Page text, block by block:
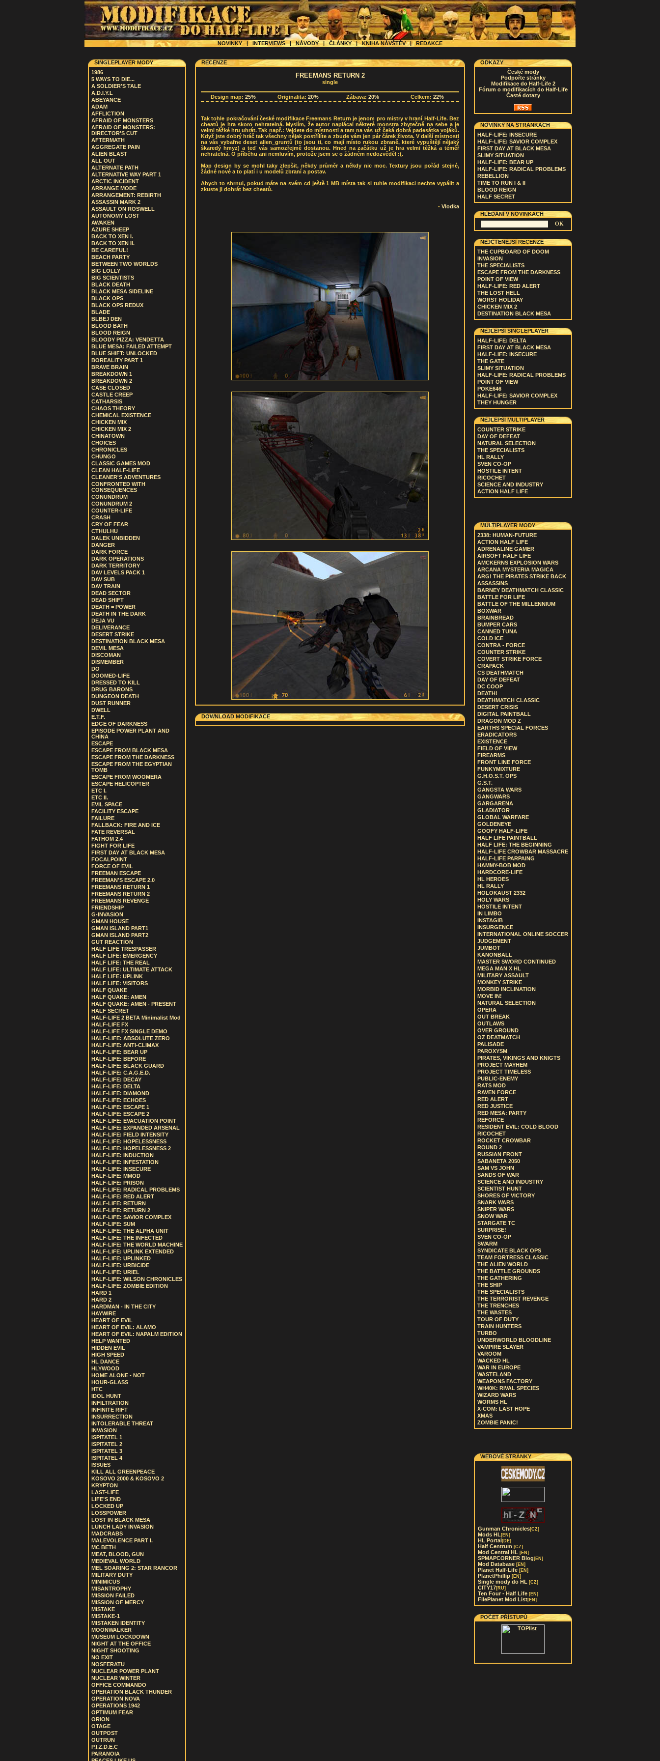
NOVINKY | INTERVIEWS|NÁVODY|ČLÁNKY|KNIHA NÁVŠTĚV|REDAKCE
SINGLEPLAYER MODY
1986
5 WAYS TO DIE...
A SOLDIER'S TALE
A.D.I.Y.L
ABEYANCE
ADAM
AFFLICTION
AFRAID OF MONSTERS
AFRAID OF MONSTERS:
DIRECTOR'S CUT
AFTERMATH
AGGREGATE PAIN
ALIEN BLAST
ALL OUT
ALTERNATE PATH
ALTERNATIVE WAY PART 1
ARCTIC INCIDENT
ARRANGE MODE
ARRANGEMENT: REBIRTH
ASSASSIN MARK 2
ASSAULT ON ROSWELL
AUTONOMY LOST
AWAKEN
AZURE SHEEP
BACK TO XEN I.
BACK TO XEN II.
BE CAREFUL!
BEACH PARTY
BETWEEN TWO WORLDS
BIG LOLLY
BIG SCIENTISTS
BLACK DEATH
BLACK MESA SIDELINE
BLACK OPS
BLACK OPS REDUX
BLADE
BLBEJ DEN
BLOOD BATH
BLOOD REIGN
BLOODY PIZZA: VENDETTA
BLUE MESA: FAILED ATTEMPT
BLUE SHIFT: UNLOCKED
BOREALITY PART 1
BRAVE BRAIN
BREAKDOWN 1
BREAKDOWN 2
CASE CLOSED
CASTLE CREEP
CATHARSIS
CHAOS THEORY
CHEMICAL EXISTENCE
CHICKEN MIX
CHICKEN MIX 2
CHINATOWN
CHOICES
CHRONICLES
CHUNGO
CLASSIC GAMES MOD
CLEAN HALF-LIFE
CLEANER'S ADVENTURES
CONFRONTED WITH
CONSEQUENCES
CONUNDRUM
CONUNDRUM 2
COUNTER-LIFE
CRASH
CRY OF FEAR
CTHULHU
DALEK UNBIDDEN
DANGER
DARK FORCE
DARK OPERATIONS
DARK TERRITORY
DAV LEVELS PACK 1
DAV SUB
DAV TRAIN
DEAD SECTOR
DEAD SHIFT
DEATH = POWER
DEATH IN THE DARK
DEJA VU
DELIVERANCE
DESERT STRIKE
DESTINATION BLACK MESA
DEVIL MESA
DISCOMAN
DISMEMBER
DO
DOOMED-LIFE
DRESSED TO KILL
DRUG BARONS
DUNGEON DEATH
DUST RUNNER
DWELL
E.T.F.
EDGE OF DARKNESS
EPISODE POWER PLANT AND
CHINA
ESCAPE
ESCAPE FROM BLACK MESA
ESCAPE FROM THE DARKNESS
ESCAPE FROM THE EGYPTIAN
TOMB
ESCAPE FROM WOOMERA
ESCAPE HELICOPTER
ETC I.
ETC II.
EVIL SPACE
FACILITY ESCAPE
FAILURE
FALLBACK: FIRE AND ICE
FATE REVERSAL
FATHOM 2.4
FIGHT FOR LIFE
FIRST DAY AT BLACK MESA
FOCALPOINT
FORCE OF EVIL
FREEMAN ESCAPE
FREEMAN'S ESCAPE 2.0
FREEMANS RETURN 1
FREEMANS RETURN 2
FREEMANS REVENGE
FRIENDSHIP
G-INVASION
GMAN HOUSE
GMAN ISLAND PART1
GMAN ISLAND PART2
GUT REACTION
HALF LIFE TRESPASSER
HALF LIFE: EMERGENCY
HALF LIFE: THE REAL
HALF LIFE: ULTIMATE ATTACK
HALF LIFE: UPLINK
HALF LIFE: VISITORS
HALF QUAKE
HALF QUAKE: AMEN
HALF QUAKE: AMEN - PRESENT
HALF SECRET
HALF-LIFE 2 BETA Minimalist Mod
HALF-LIFE FX
HALF-LIFE FX SINGLE DEMO
HALF-LIFE: ABSOLUTE ZERO
HALF-LIFE: ANTI-CLIMAX
HALF-LIFE: BEAR UP
HALF-LIFE: BEFORE
HALF-LIFE: BLACK GUARD
HALF-LIFE: C.A.G.E.D.
HALF-LIFE: DECAY
HALF-LIFE: DELTA
HALF-LIFE: DIAMOND
HALF-LIFE: ECHOES
HALF-LIFE: ESCAPE 1
HALF-LIFE: ESCAPE 2
HALF-LIFE: EVACUATION POINT
HALF-LIFE: EXPANDED ARSENAL
HALF-LIFE: FIELD INTENSITY
HALF-LIFE: HOPELESSNESS
HALF-LIFE: HOPELESSNESS 2
HALF-LIFE: INDUCTION
HALF-LIFE: INFESTATION
HALF-LIFE: INSECURE
HALF-LIFE: MMOD
HALF-LIFE: PRISON
HALF-LIFE: RADICAL PROBLEMS
HALF-LIFE: RED ALERT
HALF-LIFE: RETURN
HALF-LIFE: RETURN 2
HALF-LIFE: SAVIOR COMPLEX
HALF-LIFE: SUM
HALF-LIFE: THE ALPHA UNIT
HALF-LIFE: THE INFECTED
HALF-LIFE: THE WORLD MACHINE
HALF-LIFE: UPLINK EXTENDED
HALF-LIFE: UPLINKED
HALF-LIFE: URBICIDE
HALF-LIFE: URIEL
HALF-LIFE: WILSON CHRONICLES
HALF-LIFE: ZOMBIE EDITION
HARD 1
HARD 2
HARDMAN - IN THE CITY
HAYWIRE
HEART OF EVIL
HEART OF EVIL: ALAMO
HEART OF EVIL: NAPALM EDITION
HELP WANTED
HIDDEN EVIL
HIGH SPEED
HL DANCE
HLYWOOD
HOME ALONE - NOT
HOUR-GLASS
HTC
IDOL HUNT
INFILTRATION
INFINITE RIFT
INSURRECTION
INTOLERABLE THREAT
INVASION
ISPITATEL 1
ISPITATEL 2
ISPITATEL 3
ISPITATEL 4
ISSUES
KILL ALL GREENPEACE
KOSOVO 2000 & KOSOVO 2
KRYPTON
LAST-LIFE
LIFE’S END
LOCKED UP
LOSSPOWER
LOST IN BLACK MESA
LUNCH LADY INVASION
MADCRABS
MALEVOLENCE PART I.
MC BETH
MEAT, BLOOD, GUN
MEDIEVAL WORLD
MEL SOARING 2: STAR RANCOR
MILITARY DUTY
MINIMICUS
MISANTROPHY
MISSION FAILED
MISSION OF MERCY
MISTAKE
MISTAKE-1
MISTAKEN IDENTITY
MOONWALKER
MUSEUM LOCKDOWN
NIGHT AT THE OFFICE
NIGHT SHOOTING
NO EXIT
NOSFERATU
NUCLEAR POWER PLANT
NUCLEAR WINTER
OFFICE COMMANDO
OPERATION BLACK THUNDER
OPERATION NOVA
OPERATIONS 1942
OPTIMUM FEAR
ORION
OTAGE
OUTPOST
OUTRUN
P.I.Z.D.E.C
PARANOIA
RECENZE
FREEMANS RETURN 2
single
Design map: 25% Originalita: 20% Zábava: 20% Celkem: 22%
Tak tohle pokračování české modifikace Freemans Return je jenom pro mistry v hraní Half-Life. Bez
cheatů je hra skoro nehratelná. Myslím, že autor naplácal některé monstra zbytečně na sebe a je
velmi těžké hru uhrát. Tak např.: Vejdete do místnosti a tam na vás už čeká dobrá padesátka vojáků.
Když jste dobrý hráč tak všechny nějak postřílíte a zbude vám jen pár čárek života. V další místnosti
na vás vybafne deset alien_gruntů (to jsou ti, co mají místo rukou zbraně, které vypuštějí nějaký
škaredý hmyz) a teď vás samozřejmě dostanou. Hned na začátku už je hra velmi těžká a téměř
nehratelná. O příběhu ani nemluvím, protože jsem se o žádném nedozvěděl :(.
Map design by se mohl taky zlepšit, někdy průměr a někdy nic moc. Textury jsou pořád stejné,
žádné nové a to platí i u modelů zbraní a postav.
Abych to shrnul, pokud máte na svém cd ještě 1 MB místa tak si tuhle modifikaci nechte vypálit a
zkuste ji dohrát bez cheatů.
- Vlodka
DOWNLOAD MODIFIKACE
ODKAZY
České mody
Podpořte stránky
Modifikace do Half-Life 2
Fórum o modifikacích do Half-Life
Časté dotazy
NOVINKY NA STRÁNKÁCH
HALF-LIFE: INSECURE
HALF-LIFE: SAVIOR COMPLEX
FIRST DAY AT BLACK MESA
SLIMY SITUATION
HALF-LIFE: BEAR UP
HALF-LIFE: RADICAL PROBLEMS
REBELLION
TIME TO RUN I & II
BLOOD REIGN
HALF SECRET
HLEDÁNÍ V NOVINKÁCH
NEJČTENĚJŠÍ RECENZE
THE CUPBOARD OF DOOM
INVASION
THE SPECIALISTS
ESCAPE FROM THE DARKNESS
POINT OF VIEW
HALF-LIFE: RED ALERT
THE LOST HELL
WORST HOLIDAY
CHICKEN MIX 2
DESTINATION BLACK MESA
NEJLEPŠÍ SINGLEPLAYER
HALF-LIFE: DELTA
FIRST DAY AT BLACK MESA
HALF-LIFE: INSECURE
THE GATE
SLIMY SITUATION
HALF-LIFE: RADICAL PROBLEMS
POINT OF VIEW
POKE646
HALF-LIFE: SAVIOR COMPLEX
THEY HUNGER
NEJLEPŠÍ MULTIPLAYER
COUNTER STRIKE
DAY OF DEFEAT
NATURAL SELECTION
THE SPECIALISTS
HL RALLY
SVEN CO-OP
HOSTILE INTENT
RICOCHET
SCIENCE AND INDUSTRY
ACTION HALF LIFE
MULTIPLAYER MODY
2338: HUMAN-FUTURE
ACTION HALF LIFE
ADRENALINE GAMER
AIRSOFT HALF LIFE
AMCKERNS EXPLOSION WARS
ARCANA MYSTERIA MAGICA
ARG! THE PIRATES STRIKE BACK
ASSASSINS
BARNEY DEATHMATCH CLASSIC
BATTLE FOR LIFE
BATTLE OF THE MILLENNIUM
BOXWAR
BRAINBREAD
BUMPER CARS
CANNED TUNA
COLD ICE
CONTRA - FORCE
COUNTER STRIKE
COVERT STRIKE FORCE
CRAPACK
CS DEATHMATCH
DAY OF DEFEAT
DC COOP
DEATH!
DEATHMATCH CLASSIC
DESERT CRISIS
DIGITAL PAINTBALL
DRAGON MOD Z
EARTHS SPECIAL FORCES
ERADICATORS
EXISTENCE
FIELD OF VIEW
FIREARMS
FRONT LINE FORCE
FUNKYMIXTURE
G.H.O.S.T. OPS
G.S.T.
GANGSTA WARS
GANGWARS
GARGARENA
GLADIATOR
GLOBAL WARFARE
GOLDENEYE
GOOFY HALF-LIFE
HALF LIFE PAINTBALL
HALF LIFE: THE BEGINNING
HALF-LIFE CROWBAR MASSACRE
HALF-LIFE PARPAING
HAMMY-BOB MOD
HARDCORE-LIFE
HL HEROES
HL RALLY
HOLOKAUST 2332
HOLY WARS
HOSTILE INTENT
IN LIMBO
INSTAGIB
INSURGENCE
INTERNATIONAL ONLINE SOCCER
JUDGEMENT
JUMBOT
KANONBALL
MASTER SWORD CONTINUED
MEGA MAN X HL
MILITARY ASSAULT
MONKEY STRIKE
MORBID INCLINATION
MOVE IN!
NATURAL SELECTION
OPERA
OUT BREAK
OUTLAWS
OVER GROUND
OZ DEATMATCH
PALISADE
PAROXYSM
PIRATES, VIKINGS AND KNIGTS
PROJECT MAYHEM
PROJECT TIMELESS
PUBLIC-ENEMY
RATS MOD
RAVEN FORCE
RED ALERT
RED JUSTICE
RED MESA: PARTY
REFORCE
RESIDENT EVIL: COLD BLOOD
RICOCHET
ROCKET CROWBAR
ROUND 2
RUSSIAN FRONT
SABANETA 2050
SAM VS JOHN
SANDS OF WAR
SCIENCE AND INDUSTRY
SCIENTIST HUNT
SHORES OF VICTORY
SNARK WARS
SNIPER WARS
SNOW WAR
STARGATE TC
SURPRISE!
SVEN CO-OP
SWARM
SYNDICATE BLACK OPS
TEAM FORTRESS CLASSIC
THE ALIEN WORLD
THE BATTLE GROUNDS
THE GATHERING
THE SHIP
THE SPECIALISTS
THE TERRORIST REVENGE
THE TRENCHES
THE WASTES
TOUR OF DUTY
TRAIN HUNTERS
TURBO
UNDERWORLD BLOODLINE
VAMPIRE SLAYER
VAROOM
WACKED HL
WAR IN EUROPE
WASTELAND
WEAPONS FACTORY
WH40K: RIVAL SPECIES
WIZARD WARS
WORMS HL
X-COM: LAST HOPE
XMAS
ZOMBIE PANIC!
WEBOVÉ STRÁNKY
Gunman Chronicles[CZ]
Mods HL [EN]
HL Portal[DE]
Half Centrum [CZ]
Mod Central HL [EN]
SPMAPCORNER Blog [EN]
Mod Database [EN]
Planet Half-Life [EN]
PlanetPhillip [EN]
Single mody do HL [CZ]
CITY17[RU]
Ten Four - Half Life [EN]
FilePlanet Mod List[EN]
POČET PŘÍSTUPŮ